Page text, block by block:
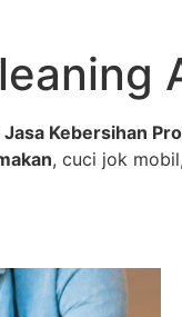
Jasa Kebersihan
, cuci jok